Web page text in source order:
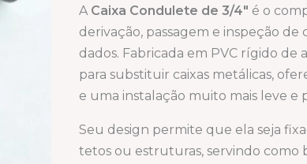
A Caixa Condulete de 3/4″ é o
derivação, passagem e inspeção
dados. Fabricada em PVC rígido de
para substituir caixas metálicas,
e uma instalação muito mais leve e
Seu design permite que ela seja
tetos ou estruturas, servindo como